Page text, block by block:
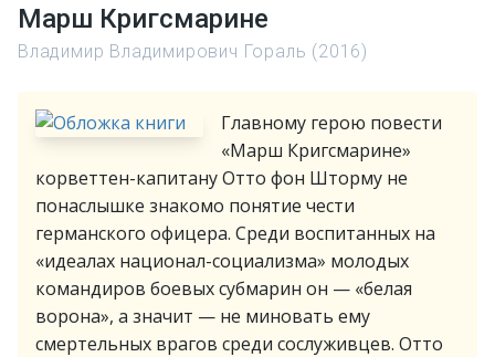
Марш Кригсмарине
Владимир Владимирович Гораль (2016)
Главному герою повести
«Марш Кригсмарине»
корветтен-капитану Отто фон Шторму не
понаслышке знакомо понятие чести
германского офицера. Среди воспитанных на
«идеалах национал-социализма» молодых
командиров боевых субмарин он — «белая
ворона», а значит — не миновать ему
смертельных врагов среди сослуживцев. Отто